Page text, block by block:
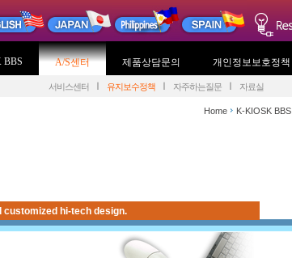
BBS A/S센터 제품상담문의 개인정보보호정책
서비스센터 유지보수정책 자주하는질문 자료실
Home K-KIOSK BBS
hi-tech design.